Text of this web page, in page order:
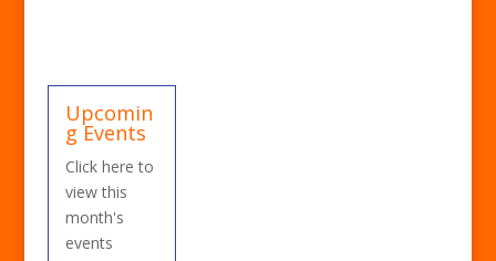
Upcomin
g Events
Click here to
view this
month's
events